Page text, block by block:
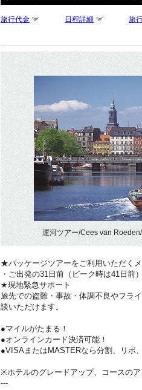
旅行代金 日程詳細 旅
運河ツアー/Cees van
★パッケージツアーをご利用いただくメ
・ご出発の31日前（ピーク時は41日前
★現地緊急サポート
旅先での盗難・事故・体調不良やフラ
談いただけます。
●マイルがたまる！
●オンラインカード決済可能！
●VISAまたはMASTERなら分割、リボ
※ホテルのグレードアップ、コースのア
---